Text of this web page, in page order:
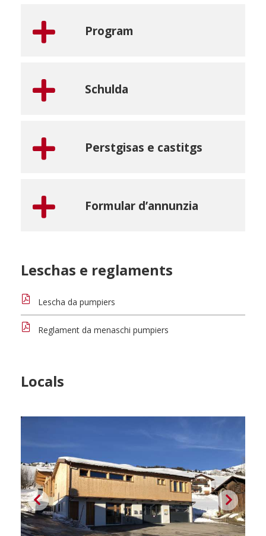
Program
Schulda
Perstgisas e castitgs
Formular d’annunzia
Leschas e reglaments
Lescha da pumpiers
Reglament da menaschi pumpiers
Locals